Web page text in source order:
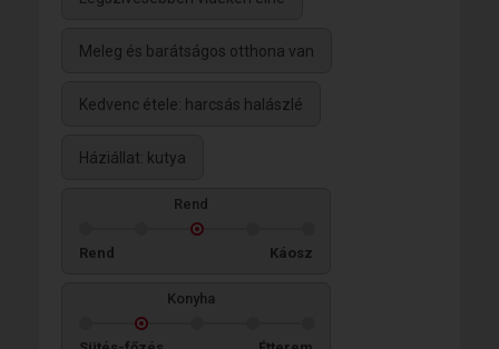
Meleg és barátságos otthona van
Kedvenc étele: harcsás halászlé
Háziállat: kutya
Rend
Rend Káosz
Konyha